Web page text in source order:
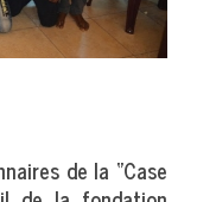
de la ‘’Case